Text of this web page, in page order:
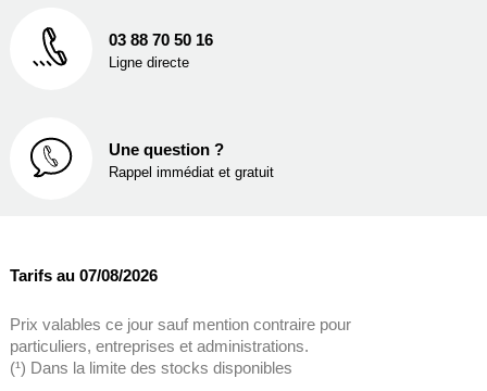
03 88 70 50 16
Ligne directe
Une question ?
Rappel immédiat et gratuit
Tarifs au 07/08/2026
Prix valables ce jour sauf mention contraire pour
particuliers, entreprises et administrations.
(¹) Dans la limite des stocks disponibles